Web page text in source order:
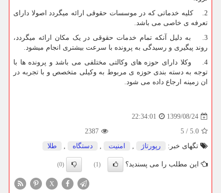
2. کلیه خدماتی که در موسسات حقوقی ارائه میگردد اصولا دارای
تعرفه ی خاصی می باشد.
3. به دلیل آنکه تمام خدمات حقوقی در یک مکان ارائه میگردد،
روند پیگیری و رسیدگی به پرونده با سرعت بیشتری انجام میشود.
4. وکلا دارای حوزه های وکالتی مختلفی می باشد و پرونده ها با
توجه به دسته بندی حوزه ی مربوط به وکیلی متخصص و با تجربه در
ان زمینه ارجاع داده می شود.
1399/08/24
22:34:01
5.0
/
5
2387
تگهای خبر:
رپورتاژ , امنیت , دستگاه , طلا
این مطلب را می پسندید؟ (1)
(0)
X